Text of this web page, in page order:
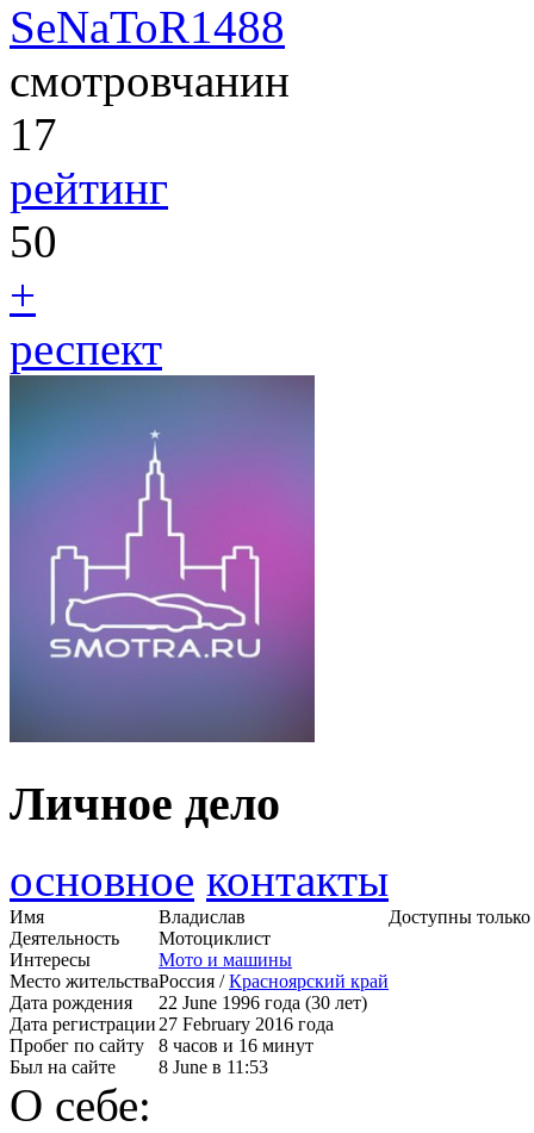
SeNaToR1488
смотровчанин
17
рейтинг
50
+
респект
Личное дело
основное контакты
Имя
Владислав
Деятельность
Мотоциклист
Интересы
Мото и машины
Место жительстваРоссия /Красноярский край
Дата рождения
22 June 1996 года (30 лет)
Дата регистрации27 February 2016 года
Пробег по сайту
8 часов и 16 минут
Был на сайте
8 June в 11:53
Доступны только
О себе: